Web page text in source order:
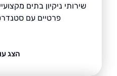
שירותי ניקיון בתים מקצועיים
פרטיים עם סטנדרט גבוה של